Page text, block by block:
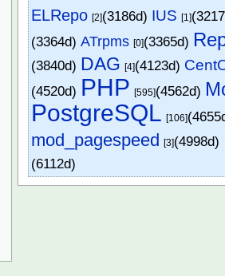
ELRepo [2](3186d) IUS [1]
(3364d)ATrpms [0](3365d)
(3840d) DAG [4](4123d)
(4520d) PHP [595](4562d)
PostgreSQL [106]
mod_pagespeed [3](4998d)
(6112d)